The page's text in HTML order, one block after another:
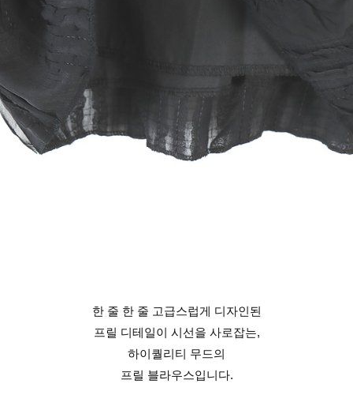
한 줄 한 줄 고급스럽게 디자인된
프릴 디테일이 시선을 사로잡는,
하이퀄리티 무드의
프릴 블라우스입니다.